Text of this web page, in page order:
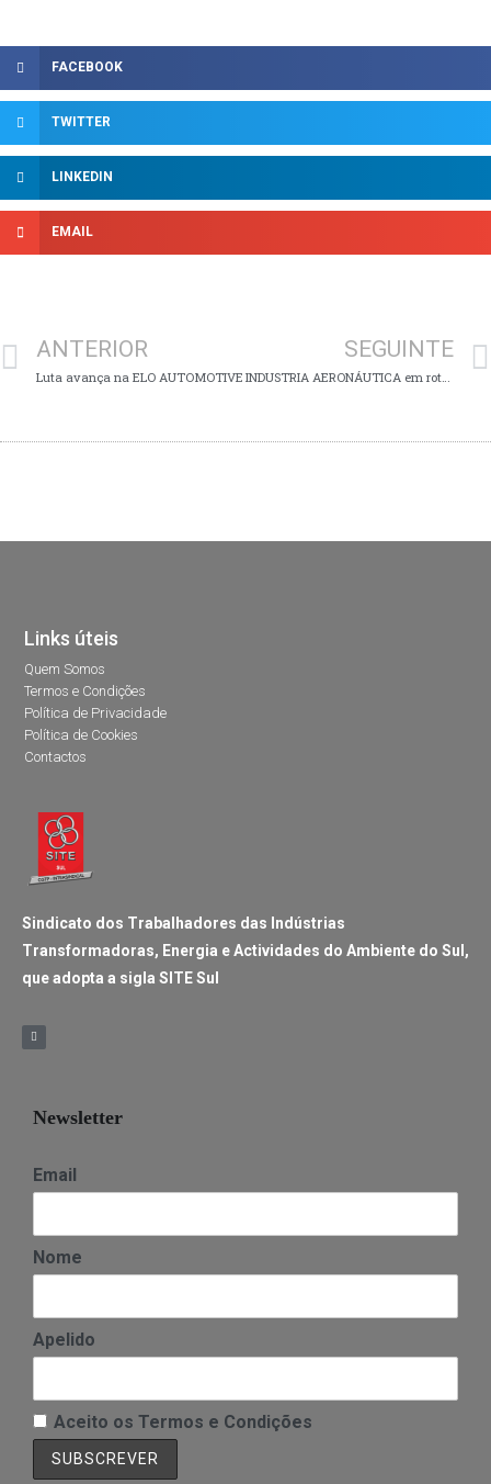
FACEBOOK
TWITTER
LINKEDIN
EMAIL
ANTERIOR
Luta avança na ELO AUTOMOTIVE
SEGUINTE
INDUSTRIA AERONÁUTICA em rota de colisão com os direitos dos trabalhadores
Links úteis
Quem Somos
Termos e Condições
Política de Privacidade
Política de Cookies
Contactos
Sindicato dos Trabalhadores das Indústrias
Transformadoras, Energia e Actividades do Ambiente do Sul,
que adopta a sigla SITE Sul
Newsletter
Email
Nome
Apelido
Aceito os Termos e Condições